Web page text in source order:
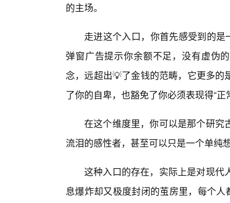
的主场。
走进这个入口，你首先感受到的是
弹窗广告提示你余额不足，没有虚伪
念，远超出💡了金钱的范畴，它更多
了你的自卑，也豁免了你必须表现得“正
在这个维度里，你可以是那个研究
流泪的感性者，甚至可以只是一个单纯
这种入口的存在，实际上是对现代
息爆炸却又极度封闭的茧房里，每个